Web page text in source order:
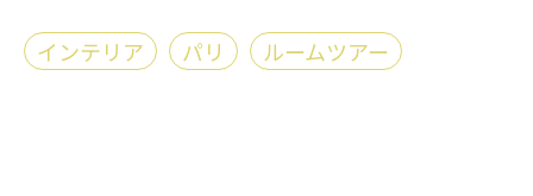
インテリア パリ ルームツアー